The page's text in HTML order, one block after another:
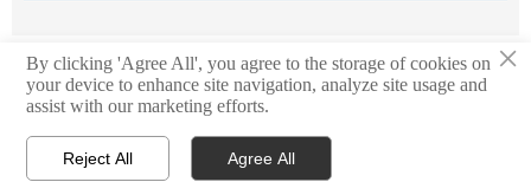
Copyright © Teison Energy Technology Co.,Ltd. Tous
droits réservés.
  
×
By clicking 'Agree All', you agree to the storage of cookies on
your device to enhance site navigation, analyze site usage and
assist with our marketing efforts.
Reject All Agree All